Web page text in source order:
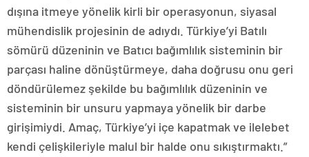
dışına itmeye yönelik kirli bir operasyonun, siyasal
mühendislik projesinin de adıydı. Türkiye’yi Batılı
sömürü düzeninin ve Batıcı bağımlılık sisteminin bir
parçası haline dönüştürmeye, daha doğrusu onu geri
döndürülemez şekilde bu bağımlılık düzeninin ve
sisteminin bir unsuru yapmaya yönelik bir darbe
girişimiydi. Amaç, Türkiye’yi içe kapatmak ve ilelebet
kendi çelişkileriyle malul bir halde onu sıkıştırmaktı.”